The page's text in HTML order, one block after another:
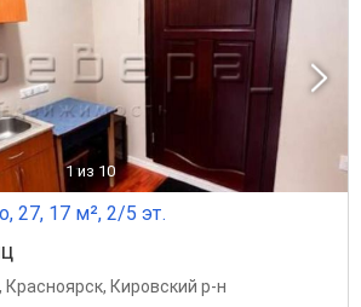
1 из 10
27, 17 м², 2/5 эт.
, Красноярск, Кировский р-н